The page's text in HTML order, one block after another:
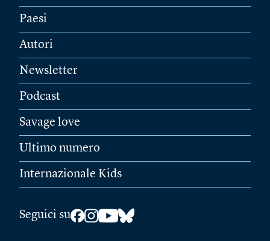
Paesi
Autori
Newsletter
Podcast
Savage love
Ultimo numero
Internazionale Kids
Seguici su